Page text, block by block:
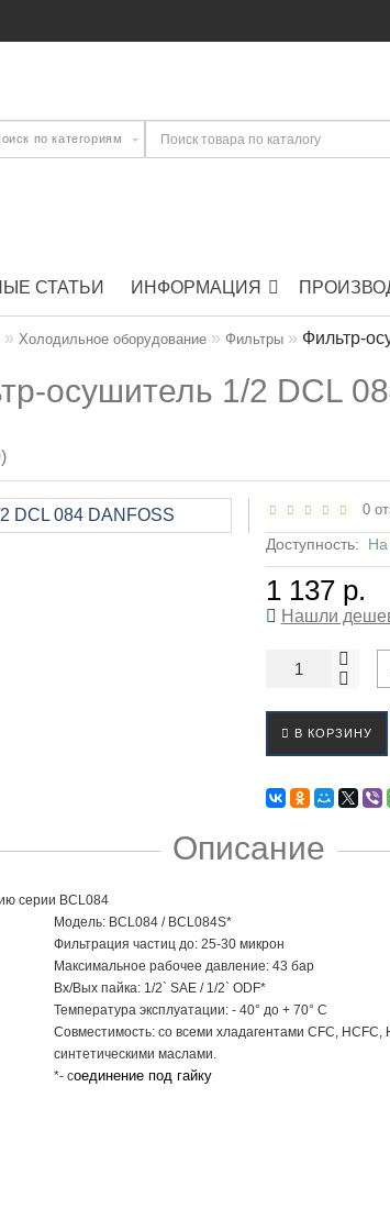
СТАТЬИ ИНФОРМАЦИЯ
Холодильное оборудование Фильтры Фильтр-
осушитель 1/2 DCL
0
Доступность: На
1 137 р.
Нашли
В КОРЗИНУ
Описание
серии BCL084
Модель: BCL084 / BCL084S*
Фильтрация частиц до: 25-30 микрон
Максимальное рабочее давление: 43 бар
Вх/Вых пайка: 1/2` SAE / 1/2` ODF*
Температура эксплуатации: - 40° до + 70° С
Совместимость: со всеми хладагентами CFC,
синтетическими маслами.
*- соединение под гайку